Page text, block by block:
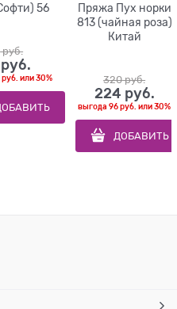
56
руб.
или30%
Пряжа Пух норки
813 (чайная роза)
Китай
320 руб.
224 руб.
выгода96 руб. или30%
ДОБАВИТЬ